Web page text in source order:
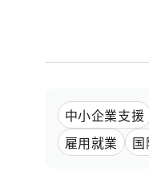
中小企業支援
雇用就業